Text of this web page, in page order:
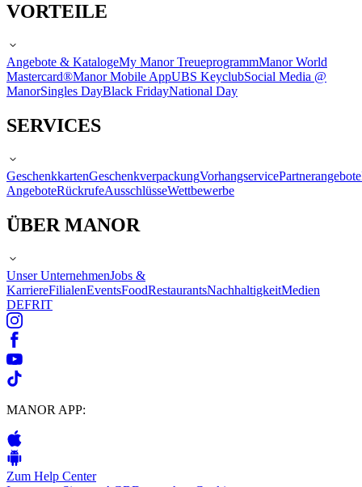
VORTEILE
Angebote & KatalogeMy Manor TreueprogrammManor World
Mastercard®Manor Mobile AppUBS KeyclubSocial Media @
ManorSingles DayBlack FridayNational Day
SERVICES
GeschenkkartenGeschenkverpackungVorhangservicePartnerangebote
AngeboteRückrufeAusschlüsseWettbewerbe
ÜBER MANOR
Unser UnternehmenJobs &
KarriereFilialenEventsFoodRestaurantsNachhaltigkeitMedien
DEFRIT
MANOR APP:
Zum Help Center